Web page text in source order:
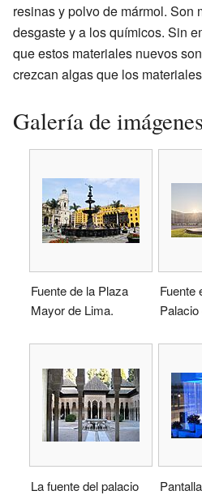
resinas y polvo de mármol. Son
desgaste y a los químicos. Sin
que estos materiales nuevos
crezcan algas que los
Galería de imágenes
Fuente de la Plaza
Mayor de Lima.
Fuente
La fuente del palacio